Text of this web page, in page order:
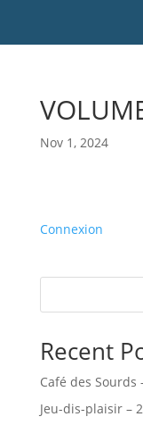
Nov 1, 2024
Connexion
Recent
Café des Sourds
Jeu-dis-plaisir –